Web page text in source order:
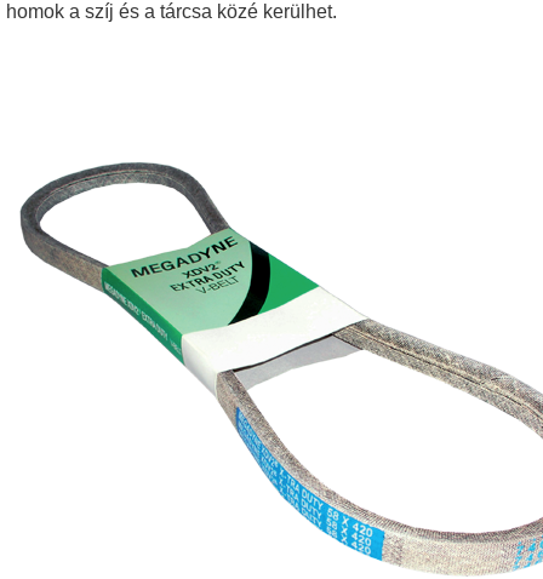
homok a szíj és a tárcsa közé kerülhet.